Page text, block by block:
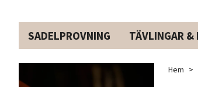
SADELPROVNING TÄVLINGAR
Hem